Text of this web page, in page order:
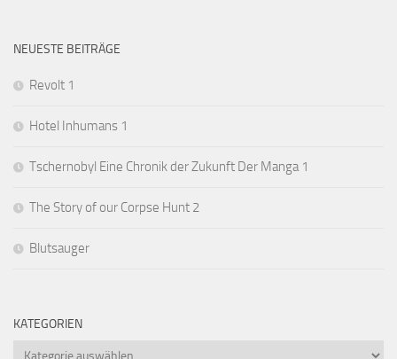
NEUESTE BEITRÄGE
Revolt 1
Hotel Inhumans 1
Tschernobyl Eine Chronik der Zukunft Der Manga 1
The Story of our Corpse Hunt 2
Blutsauger
KATEGORIEN
Kategorien